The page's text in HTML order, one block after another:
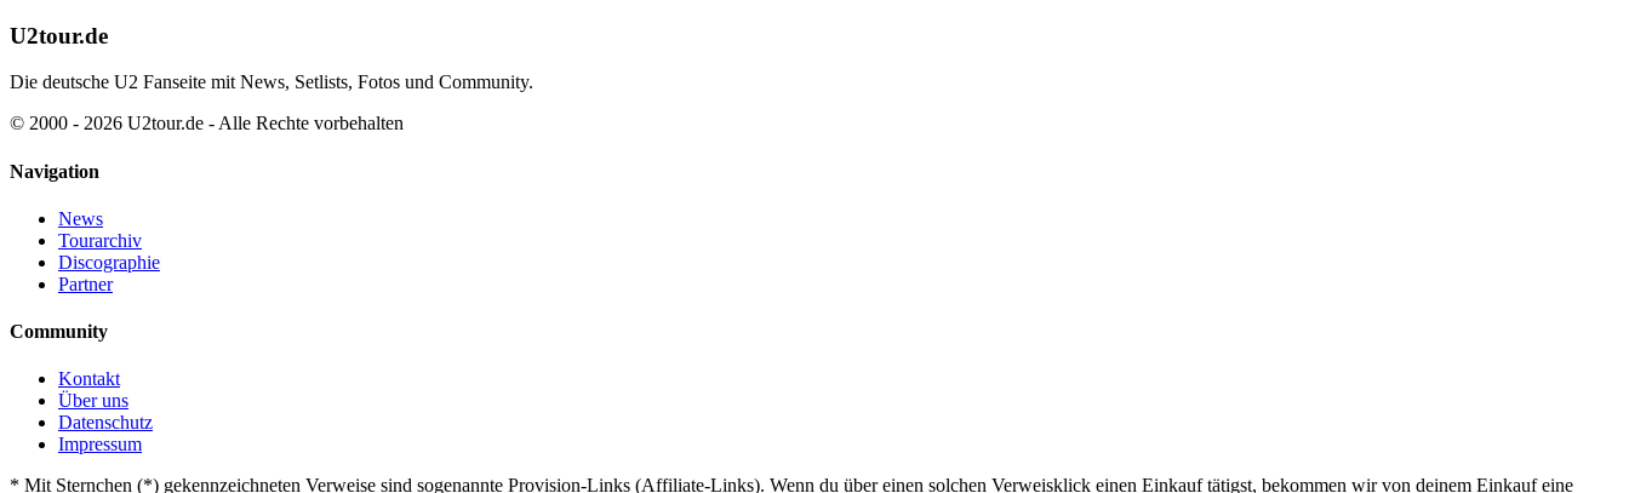
U2tour.de
Die deutsche U2 Fanseite mit News, Setlists, Fotos und Community.
© 2000 - 2026 U2tour.de - Alle Rechte vorbehalten
Navigation
News
Tourarchiv
Discographie
Partner
Community
Kontakt
Über uns
Datenschutz
Impressum
* Mit Sternchen (*) gekennzeichneten Verweise sind sogenannte Provision-Links (Affiliate-Links). Wenn du über einen solchen Verweisklick einen Einkauf tätigst, bekommen wir von deinem Einkauf eine